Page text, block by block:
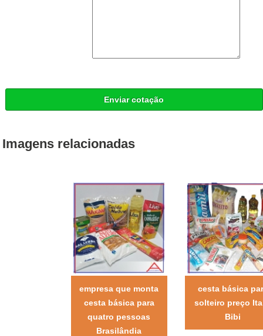
Enviar cotação
Imagens relacionadas
empresa que monta
cesta básica para
quatro pessoas
Brasilândia
cesta básica
solteiro preço
Bibi